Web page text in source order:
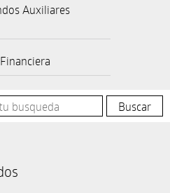
Auxiliares